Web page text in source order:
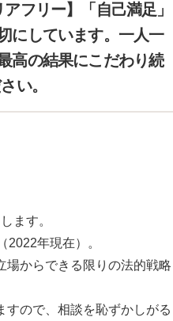
フリー】「自己満足」
にしています。一人一
高の結果にこだわり続
い。
ます。
年現在）。
場からできる限りの法的戦略
すので、相談を恥ずかしがる